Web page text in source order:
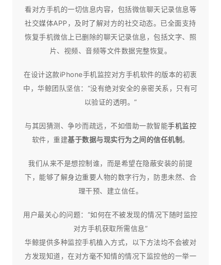
看对方手机的一切信息内容，包括微信聊天记录信息等
社交媒体APP，及时了解对方的社交动态。已全面支持
恢复手机微信上已删除的聊天记录信息，包括文字、照
片、视频、音频等文件数据完整恢复。
在设计这款iPhone手机监控对方手机软件的版本的初衷
中，华鲸团队坚信：“没有绝对安全的亲密关系，只有可
以验证的透明。”
与其因猜测、争吵而疏远，不如借助一款智能手机监控
软件，重建基于数据与现实行为之间的信任机制。
我们从来不是想控制谁，而是希望在隐蔽安装的前提
下，能够了解身边重要人物的数字行为，防患未然、合
理干预、建立信任。​
用户最关心的问题：“如何在不被发现的情况下随时监控
对方手机获取所需信息”
华鲸提供多种监控手机植入方式，以下方法均不会被对
方发现知道，在对方毫不知情的情况下监控他的一举一